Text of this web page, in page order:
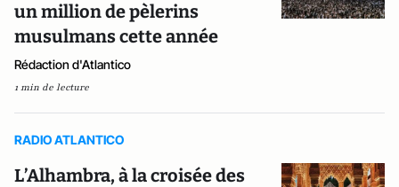
un million de pèlerins
musulmans cette année
Rédaction d'Atlantico
1 min de lecture
RADIO ATLANTICO
L’Alhambra, à la croisée des